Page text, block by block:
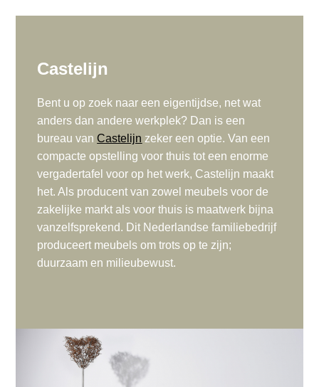
Castelijn
Bent u op zoek naar een eigentijdse, net wat
anders dan andere werkplek? Dan is een
bureau vanCastelijn zeker een optie. Van een
compacte opstelling voor thuis tot een enorme
vergadertafel voor op het werk, Castelijn maakt
het. Als producent van zowel meubels voor de
zakelijke markt als voor thuis is maatwerk bijna
vanzelfsprekend. Dit Nederlandse familiebedrijf
produceert meubels om trots op te zijn;
duurzaam en milieubewust.